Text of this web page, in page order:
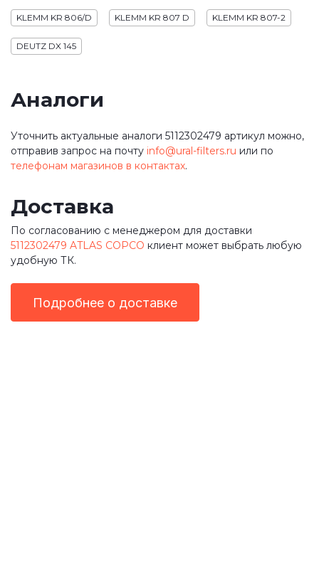
KLEMM KR 806/D KLEMM KR 807 D KLEMM KR 807-2
DEUTZ DX 145
Аналоги
Уточнить актуальные аналоги 5112302479 артикул можно,
отправив запрос на почту info@ural-filters.ru или по
телефонам магазинов в контактах.
Доставка
По согласованию с менеджером для доставки
5112302479 ATLAS COPCO клиент может выбрать любую
удобную ТК.
Подробнее о доставке